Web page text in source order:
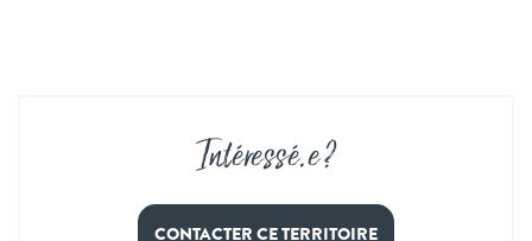
Intéressé.e ?
CONTACTER CE TERRITOIRE